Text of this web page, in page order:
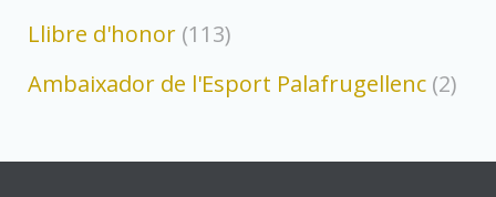
Llibre d'honor (113)
Ambaixador de l'Esport Palafrugellenc (2)